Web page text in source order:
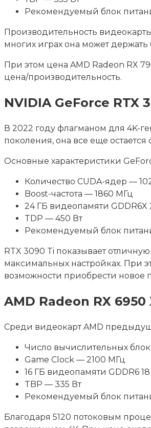
Рекомендуемый блок
Производительность
многих играх она может
При этом цена AMD Radeon RX
цена/производительность.
NVIDIA GeForce
В 2022 году флагманом для 4K-
поколения, она все еще
Основные характеристики
Количество CUDA-ядер —
Boost-частота — 1860 МГц
24 ГБ видеопамяти GDDR6X
TDP — 450 Вт
Рекомендуемый блок
RTX 3090 Ti показывает
максимальных настройках. При
возможности приобрести новое
AMD Radeon RX
Среди видеокарт AMD
Число вычислительных
Game Clock — 2100 МГц
16 ГБ видеопамяти GDDR6 18
TBP — 335 Вт
Рекомендуемый блок
Благодаря 5120 потоковым